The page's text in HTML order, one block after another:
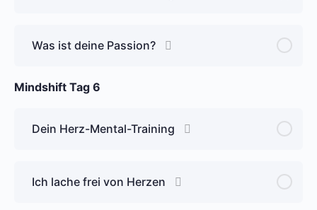
Was ist deine Passion?
Mindshift Tag 6
Dein Herz-Mental-Training
Ich lache frei von Herzen